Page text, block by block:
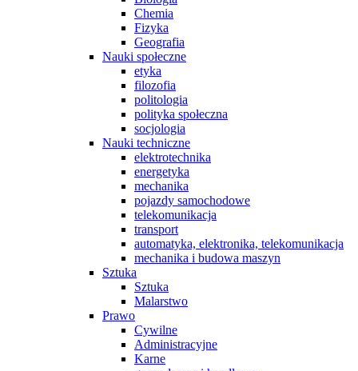
Chemia
Fizyka
Geografia
Nauki społeczne
etyka
filozofia
politologia
polityka społeczna
socjologia
Nauki techniczne
elektrotechnika
energetyka
mechanika
pojazdy samochodowe
telekomunikacja
transport
automatyka, elektronika, telekomunikacja
mechanika i budowa maszyn
Sztuka
Sztuka
Malarstwo
Prawo
Cywilne
Administracyjne
Karne